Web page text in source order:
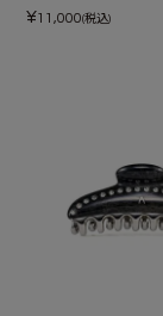
¥11,000(税込)